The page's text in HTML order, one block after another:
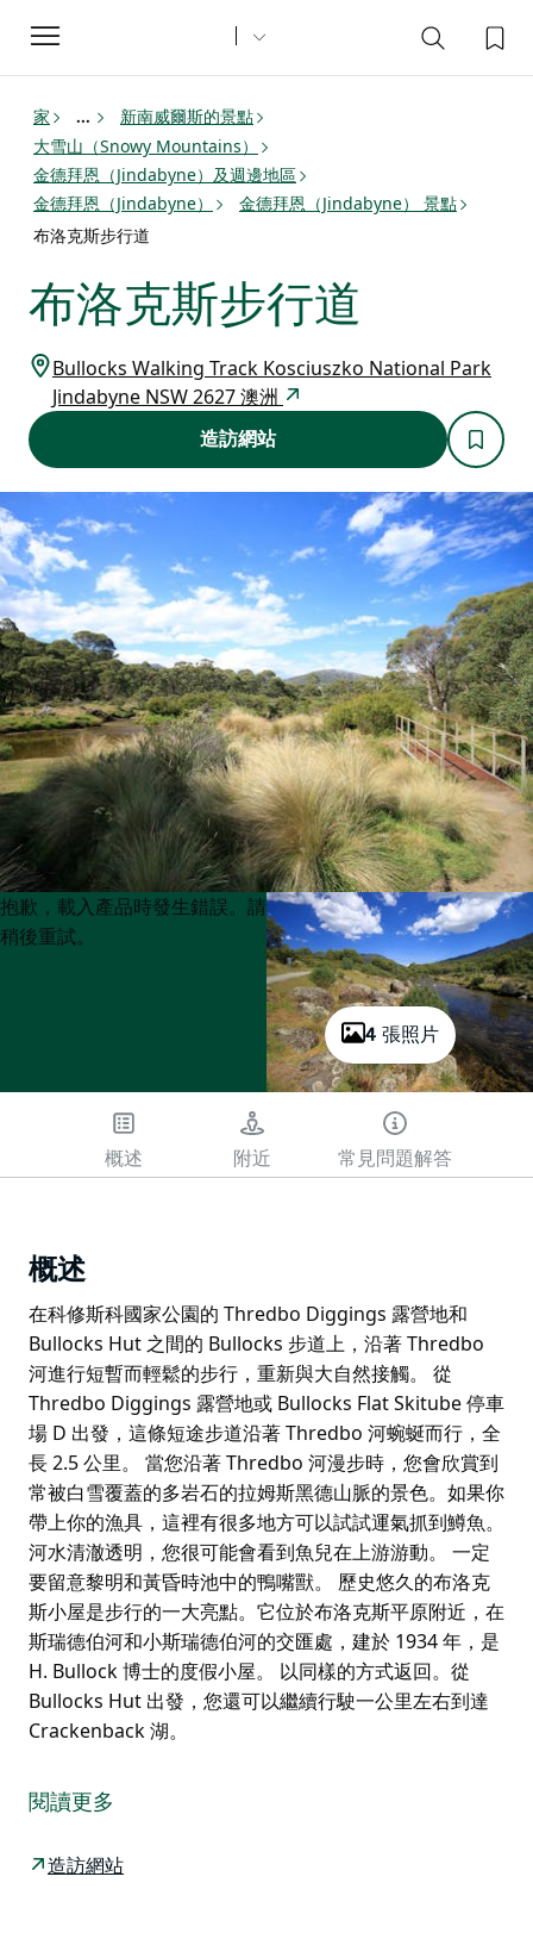
Toggle
navigation
家 ...
新南威爾斯的景點
大雪山（Snowy Mountains）
金德拜恩（Jindabyne）及週邊地區
金德拜恩（Jindabyne）
金德拜恩（Jindabyne） 景點
布洛克斯步行道
布洛克斯步行道
Bullocks Walking Track Kosciuszko National Park
Jindabyne NSW 2627 澳洲
造訪網站
4 張照片
Product
List
Product
List
抱歉，載入產品時發生錯誤。請
稍後重試。
概述 附近 常見問題解答
概述
在科修斯科國家公園的 Thredbo Diggings 露營地和
Bullocks Hut 之間的 Bullocks 步道上，沿著 Thredbo
河進行短暫而輕鬆的步行，重新與大自然接觸。 從
Thredbo Diggings 露營地或 Bullocks Flat Skitube 停車
場 D 出發，這條短途步道沿著 Thredbo 河蜿蜒而行，全
長 2.5 公里。 當您沿著 Thredbo 河漫步時，您會欣賞到
常被白雪覆蓋的多岩石的拉姆斯黑德山脈的景色。如果你
帶上你的漁具，這裡有很多地方可以試試運氣抓到鱒魚。
河水清澈透明，您很可能會看到魚兒在上游游動。 一定
要留意黎明和黃昏時池中的鴨嘴獸。 歷史悠久的布洛克
斯小屋是步行的一大亮點。它位於布洛克斯平原附近，在
斯瑞德伯河和小斯瑞德伯河的交匯處，建於 1934 年，是
H. Bullock 博士的度假小屋。 以同樣的方式返回。從
Bullocks Hut 出發，您還可以繼續行駛一公里左右到達
Crackenback 湖。
Bullocks Hut 之間的 Bullocks 步道上，沿著 Thredbo
河進行短暫而輕鬆的步行，重新與大自然接觸。
從 Thredbo Diggings 露營地或 Bullocks Flat Skitube
閱讀更多
造訪網站